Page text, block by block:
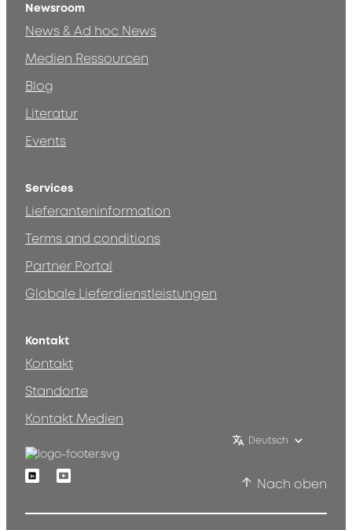
Newsroom
News & Ad hoc News
Medien Ressourcen
Blog
Literatur
Events
Services
Lieferanteninformation
Terms and conditions
Partner Portal
Globale Lieferdienstleistungen
Kontakt
Kontakt
Standorte
Kontakt Medien
Deutsch
LinkedinYoutube
Nach oben